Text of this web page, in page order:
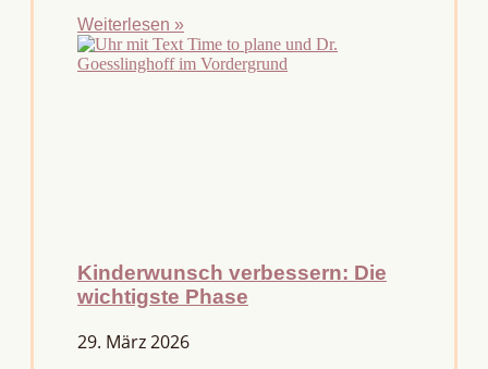
Weiterlesen »
Kinderwunsch verbessern: Die
wichtigste Phase
29. März 2026